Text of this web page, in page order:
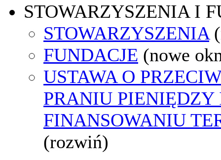
STOWARZYSZENIA I
STOWARZYSZENIA
FUNDACJE (nowe
USTAWA O
PRANIU PIENIĘDZY
FINANSOWANIU
(rozwiń)